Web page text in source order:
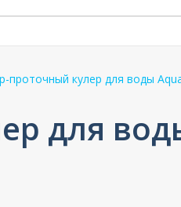
проточный кулер для воды
для